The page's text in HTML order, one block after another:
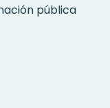
pública